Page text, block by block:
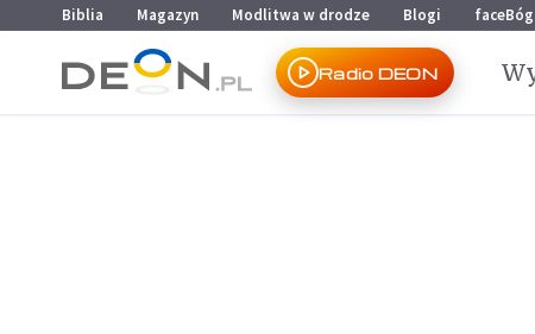
Przejdź do menu głównego
Przejdź do treści
Biblia Magazyn Modlitwa w drodze Blogi faceBóg
Radio DEON